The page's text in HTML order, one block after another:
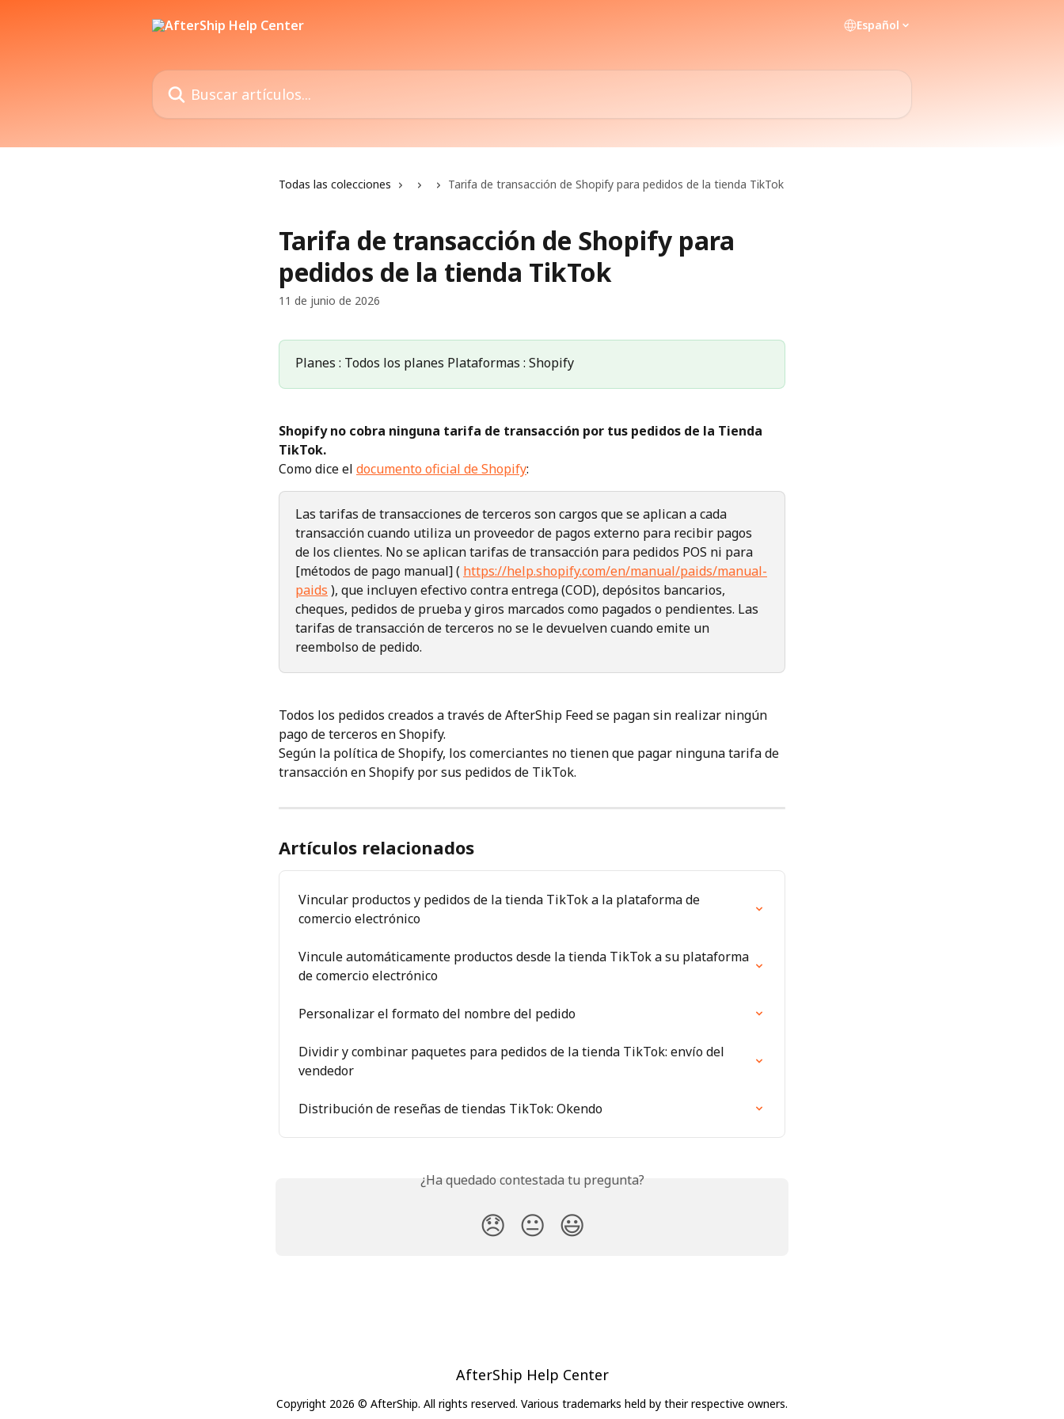
Español
Buscar artículos...
Todas las colecciones Tarifa de transacción de Shopify para pedidos de la tienda TikTok
Tarifa de transacción de Shopify para
pedidos de la tienda TikTok
11 de junio de 2026
Planes : Todos los planes Plataformas : Shopify
Shopify no cobra ninguna tarifa de transacción por tus pedidos de la Tienda
TikTok.
Como dice el documento oficial de Shopify:
Las tarifas de transacciones de terceros son cargos que se aplican a cada
transacción cuando utiliza un proveedor de pagos externo para recibir pagos
de los clientes. No se aplican tarifas de transacción para pedidos POS ni para
[métodos de pago manual] ( https://help.shopify.com/en/manual/paids/manual-
paids ), que incluyen efectivo contra entrega (COD), depósitos bancarios,
cheques, pedidos de prueba y giros marcados como pagados o pendientes. Las
tarifas de transacción de terceros no se le devuelven cuando emite un
reembolso de pedido.
Todos los pedidos creados a través de AfterShip Feed se pagan sin realizar ningún
pago de terceros en Shopify.
Según la política de Shopify, los comerciantes no tienen que pagar ninguna tarifa de
transacción en Shopify por sus pedidos de TikTok.
Artículos relacionados
Vincular productos y pedidos de la tienda TikTok a la plataforma de
comercio electrónico
Vincule automáticamente productos desde la tienda TikTok a su plataforma
de comercio electrónico
Personalizar el formato del nombre del pedido
Dividir y combinar paquetes para pedidos de la tienda TikTok: envío del
vendedor
Distribución de reseñas de tiendas TikTok: Okendo
¿Ha quedado contestada tu pregunta?
😞 😐 😃
AfterShip Help Center
Copyright 2026 © AfterShip. All rights reserved. Various trademarks held by their respective owners.